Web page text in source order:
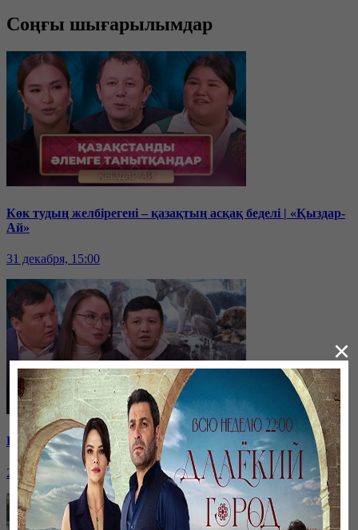
Соңғы шығарылымдар
Көк тудың желбірегені – қазақтың асқақ беделі | «Қыздар-
Ай»
31 декабря, 15:00
Қайырымдылық – қадірлі іс | «Қыздар-Ай»
20 декабря, 17:00
×